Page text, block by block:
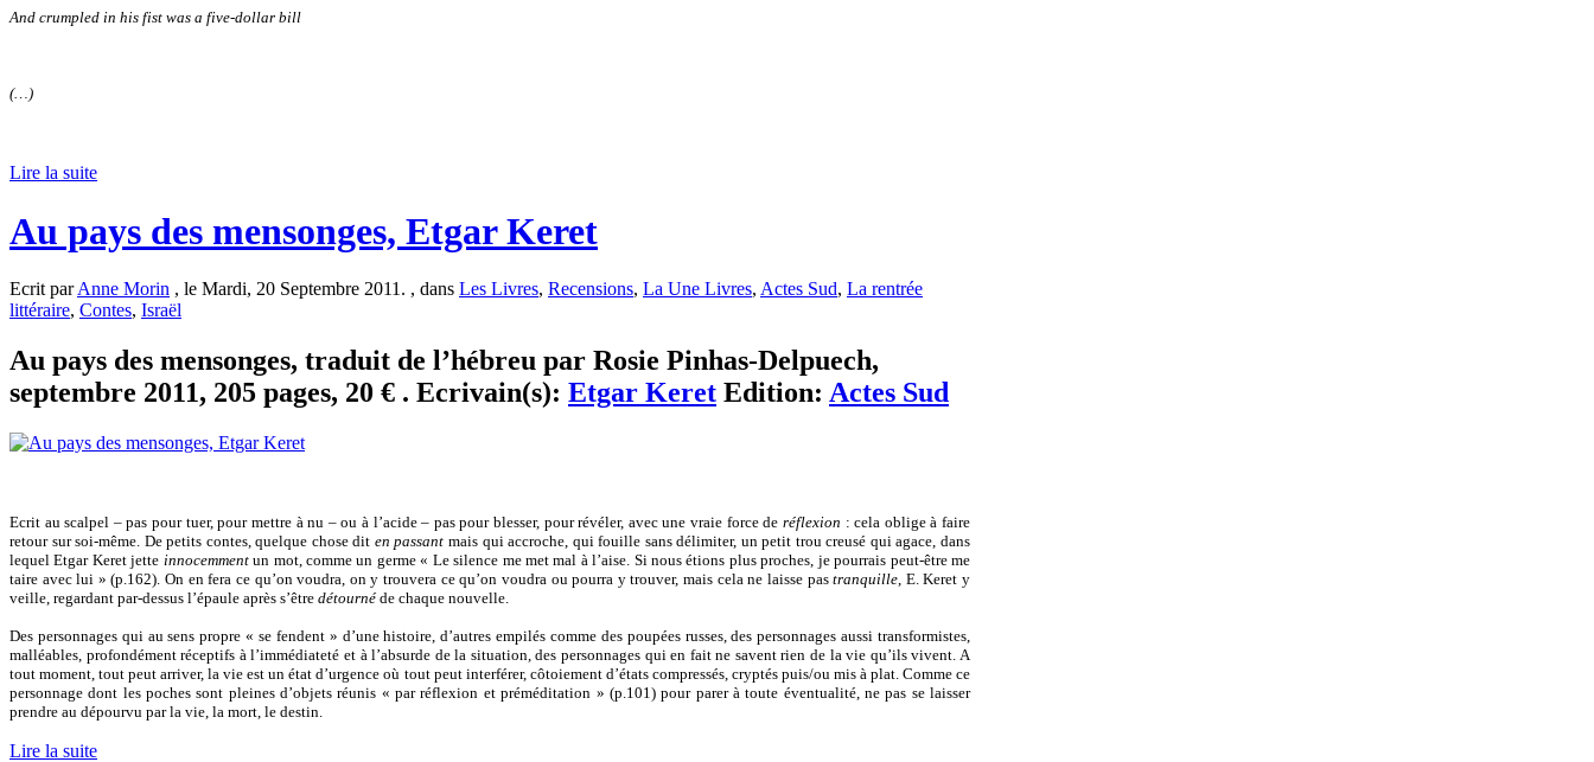
And crumpled in his fist was a five-dollar bill
(…)
Lire la suite
Au pays des mensonges, Etgar Keret
Ecrit parAnne Morin , le Mardi, 20 Septembre 2011. , dans Les Livres, Recensions, La Une Livres, Actes Sud, La rentrée
littéraire, Contes, Israël
Au pays des mensonges, traduit de l’hébreu par Rosie Pinhas-Delpuech,
septembre 2011, 205 pages, 20 € . Ecrivain(s): Etgar Keret Edition: Actes Sud
Ecrit au scalpel – pas pour tuer, pour mettre à nu – ou à l’acide – pas pour blesser, pour révéler, avec une vraie force de réflexion : cela oblige à faire
retour sur soi-même. De petits contes, quelque chose dit en passant mais qui accroche, qui fouille sans délimiter, un petit trou creusé qui agace, dans
lequel Etgar Keret jette innocemmentun mot, comme un germe « Le silence me met mal à l’aise. Si nous étions plus proches, je pourrais peut-être me
taire avec lui » (p.162). On en fera ce qu’on voudra, on y trouvera ce qu’on voudra ou pourra y trouver, mais cela ne laisse pastranquille , E. Keret y
veille, regardant par-dessus l’épaule après s’être détourné de chaque nouvelle.
Des personnages qui au sens propre « se fendent » d’une histoire, d’autres empilés comme des poupées russes, des personnages aussi transformistes,
malléables, profondément réceptifs à l’immédiateté et à l’absurde de la situation, des personnages qui en fait ne savent rien de la vie qu’ils vivent. A
tout moment, tout peut arriver, la vie est un état d’urgence où tout peut interférer, côtoiement d’états compressés, cryptés puis/ou mis à plat. Comme ce
personnage dont les poches sont pleines d’objets réunis « par réflexion et préméditation » (p.101) pour parer à toute éventualité, ne pas se laisser
prendre au dépourvu par la vie, la mort, le destin.
Lire la suite